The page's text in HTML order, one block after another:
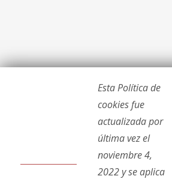
Esta Política de
cookies fue
actualizada por
última vez el
noviembre 4,
2022 y se aplica